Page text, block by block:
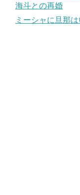
海斗との再婚
ミーシャに旦那